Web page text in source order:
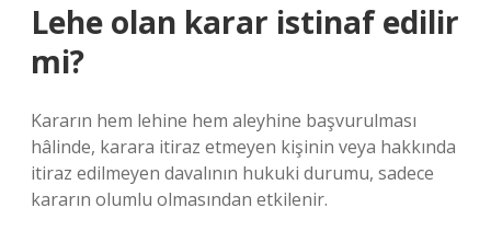
Lehe olan karar istinaf edilir
mi?
Kararın hem lehine hem aleyhine başvurulması
hâlinde, karara itiraz etmeyen kişinin veya hakkında
itiraz edilmeyen davalının hukuki durumu, sadece
kararın olumlu olmasından etkilenir.